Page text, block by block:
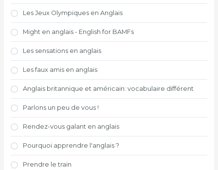
Les Jeux Olympiques en Anglais
Might en anglais - English for BAMFs
Les sensations en anglais
Les faux amis en anglais
Anglais britannique et américain: vocabulaire différent
Parlons un peu de vous !
Rendez-vous galant en anglais
Pourquoi apprendre l'anglais ?
Prendre le train